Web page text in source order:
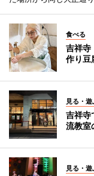
食べる
吉祥寺
作り豆
見る・遊
吉祥寺
流教室
見る・遊